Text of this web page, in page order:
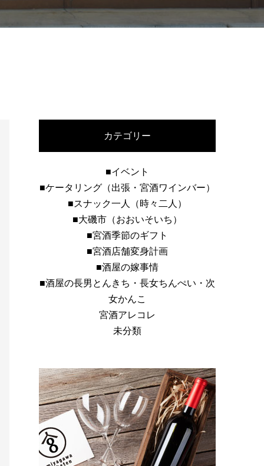
カテゴリー
■イベント
■ケータリング（出張・宮酒ワインバー）
■スナック一人（時々二人）
■大磯市（おおいそいち）
■宮酒季節のギフト
■宮酒店舗変身計画
■酒屋の嫁事情
■酒屋の長男とんきち・長女ちんぺい・次
女かんこ
宮酒アレコレ
未分類